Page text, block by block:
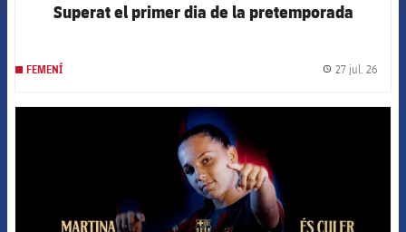
Superat el primer dia de la pretemporada
FEMENÍ 27 jul. 26
FCB Barcelona badge